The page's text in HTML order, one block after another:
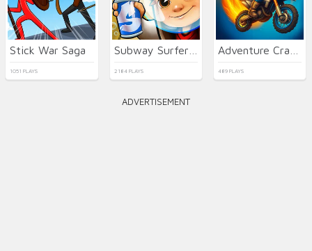
Stick War Saga
1051 PLAYS 2184 PLAYS 489 PLAYS
ADVERTISEMENT